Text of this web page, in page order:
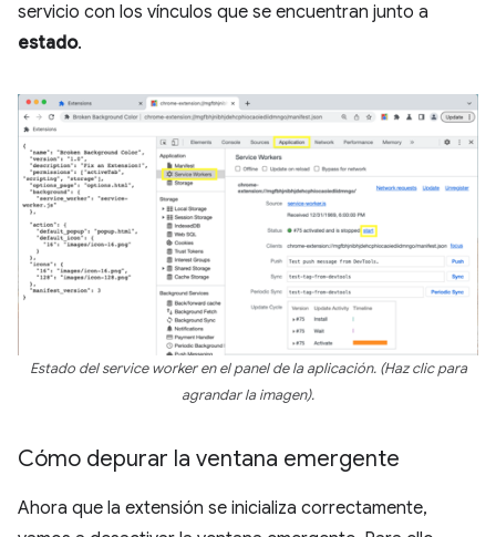
servicio con los vínculos que se encuentran junto a
estado.
Estado del service worker en el panel de la aplicación. (Haz clic para
agrandar la imagen).
Cómo depurar la ventana emergente
Ahora que la extensión se inicializa correctamente,